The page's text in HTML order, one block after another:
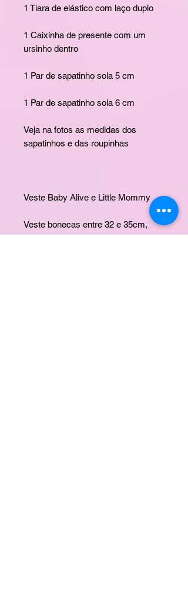
1 Tiara de elástico com laço duplo
1 Caixinha de presente com um
ursinho dentro
1 Par de sapatinho sola 5 cm
1 Par de sapatinho sola 6 cm
Veja na fotos as medidas dos
sapatinhos e das roupinhas
Veste Baby Alive e Little Mommy
Veste bonecas entre 32 e 35cm,